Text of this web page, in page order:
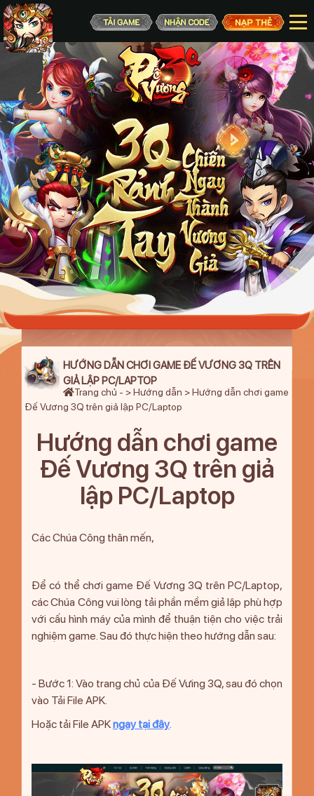
HƯỚNG DẪN CHƠI GAME ĐẾ VƯƠNG 3Q TRÊN
GIẢ LẬP PC/LAPTOP
Trang chủ - >Hướng dẫn >Hướng dẫn chơi game
Đế Vương 3Q trên giả lập PC/Laptop
Hướng dẫn chơi game
Đế Vương 3Q trên giả
lập PC/Laptop
Các Chúa Công thân mến,
Để có thể chơi game Đế Vương 3Q trên PC/Laptop,
các Chúa Công vui lòng tải phần mềm giả lập phù hợp
với cấu hình máy của mình để thuận tiện cho việc trải
nghiệm game. Sau đó thực hiện theo hướng dẫn sau:
- Bước 1: Vào trang chủ của Đế Vưing 3Q, sau đó chọn
vào Tải File APK.
Hoặc tải File APKngay tại đây.